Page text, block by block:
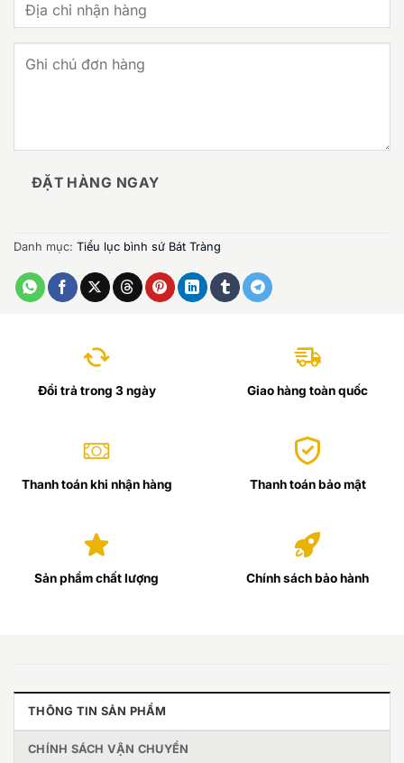
ĐẶT HÀNG NGAY
Danh mục: Tiểu lục bình sứ Bát Tràng
Đổi trả trong 3 ngày Giao hàng toàn quốc
Thanh toán khi nhận hàng Thanh toán bảo mật
Sản phẩm chất lượng Chính sách bảo hành
THÔNG TIN SẢN PHẨM
CHÍNH SÁCH VẬN CHUYỂN